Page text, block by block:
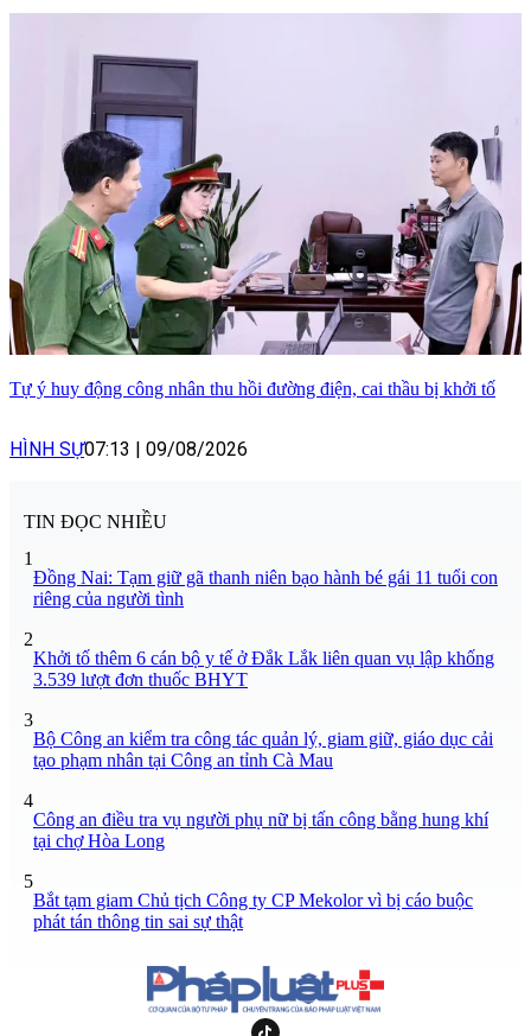
Tự ý huy động công nhân thu hồi đường điện, cai thầu bị khởi tố
HÌNH SỰ07:13 09/08/2026
TIN ĐỌC NHIỀU
1
Đồng Nai: Tạm giữ gã thanh niên bạo hành bé gái 11 tuổi con
riêng của người tình
2
Khởi tố thêm 6 cán bộ y tế ở Đắk Lắk liên quan vụ lập khống
3.539 lượt đơn thuốc BHYT
3
Bộ Công an kiểm tra công tác quản lý, giam giữ, giáo dục cải
tạo phạm nhân tại Công an tỉnh Cà Mau
4
Công an điều tra vụ người phụ nữ bị tấn công bằng hung khí
tại chợ Hòa Long
5
Bắt tạm giam Chủ tịch Công ty CP Mekolor vì bị cáo buộc
phát tán thông tin sai sự thật